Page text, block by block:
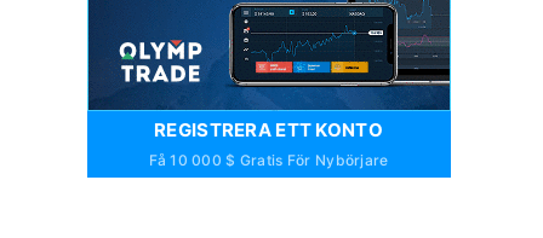
REGISTRERA ETT KONTO
Få 10 000 $ Gratis För Nybörjare